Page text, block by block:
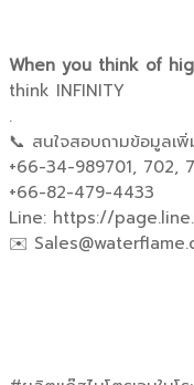
When you think of
think INFINITY
.
📞 สนใจสอบถามข้อมูลเพิ่
+66-34-989701, 702,
+66-82-479-4433
Line: https://
✉️